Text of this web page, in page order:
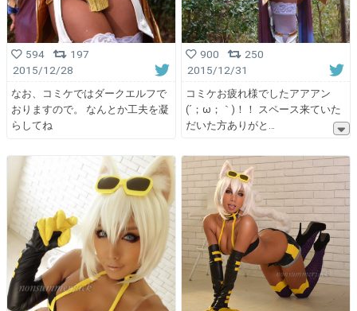
594
197
2015/12/28
なお、コミケではダークエルフで
おりますので。 なんとか工夫を凝
らしてね
900
250
2015/12/31
コミケお疲れ様でしたアアアン
(´；ω；｀)！！ スペース来ていた
だいた方ありがと